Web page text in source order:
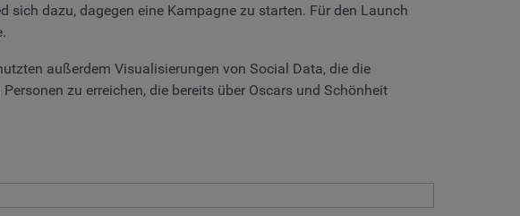
dazu, dagegen eine Kampagne zu starten. Für den Launch
außerdem Visualisierungen von Social Data, die die
zu erreichen, die bereits über Oscars und Schönheit